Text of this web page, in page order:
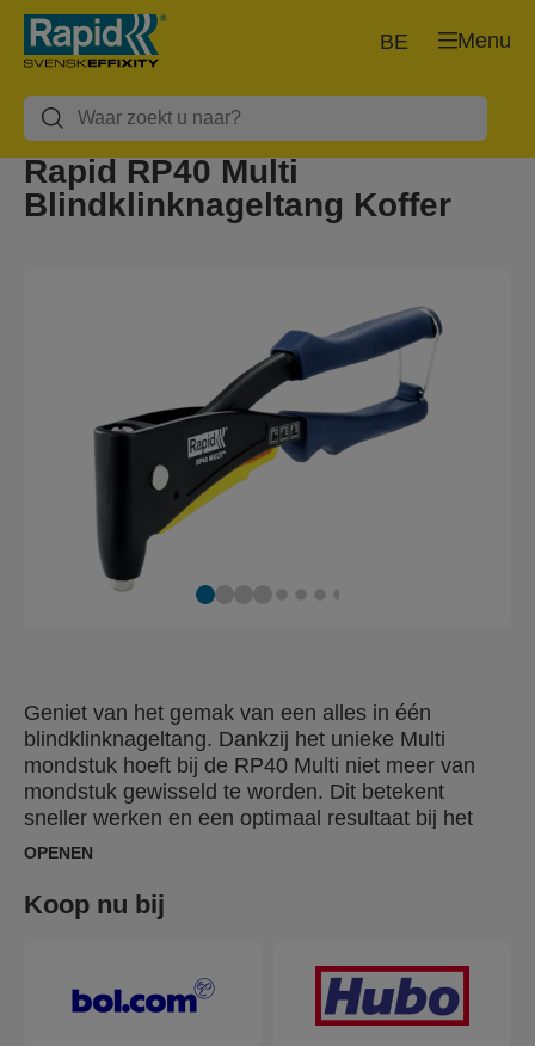
Menu
BE
Rapid RP40 Multi
Blindklinknageltang Koffer
Geniet van het gemak van een alles in één
blindklinknageltang. Dankzij het unieke Multi
mondstuk hoeft bij de RP40 Multi niet meer van
mondstuk gewisseld te worden. Dit betekent
sneller werken en een optimaal resultaat bij het
bevestigen van allerlei soorten metaal. De RP40
voor het meten van de diameter van de
blindklinknagels en materiaaldikte. Dit garandeert
zijn een softgrip handgreep voor maximaal
comfort, geharde metalen delen voor langere
levensduur en een duurzame mat zwarte
OPENEN
Koop nu bij